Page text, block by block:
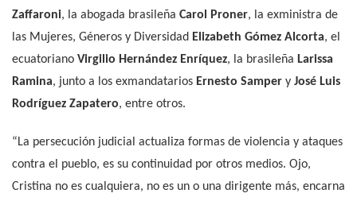
Zaffaroni, la abogada brasileña Carol Proner, la exministra de
las Mujeres, Géneros y Diversidad Elizabeth Gómez Alcorta, el
ecuatoriano Virgilio Hernández Enríquez, la brasileña Larissa
Ramina, junto a los exmandatarios Ernesto Samper y José Luis
Rodríguez Zapatero, entre otros.
“La persecución judicial actualiza formas de violencia y ataques
contra el pueblo, es su continuidad por otros medios. Ojo,
Cristina no es cualquiera, no es un o una dirigente más, encarna